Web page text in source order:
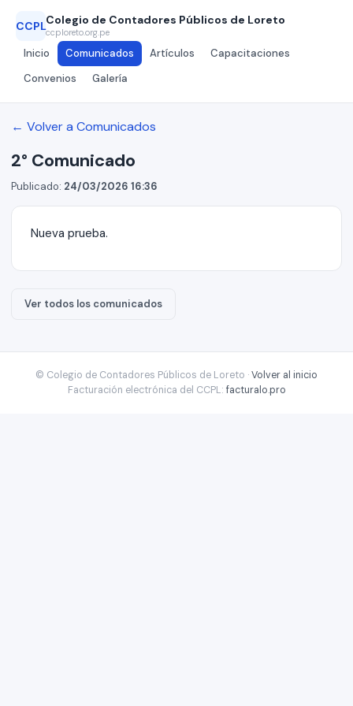
CCPLColegio de Contadores Públicos de Loreto
ccploreto.org.pe
Inicio Comunicados Artículos
Capacitaciones
Convenios
Galería
← Volver a Comunicados
2° Comunicado
Publicado: 24/03/2026 16:36
Nueva prueba.
Ver todos los comunicados
© Colegio de Contadores Públicos de Loreto ·Volver al inicio
Facturación electrónica del CCPL: facturalo.pro